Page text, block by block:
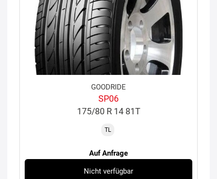
GOODRIDE
SP06
175/80 R 14 81T
TL
Auf Anfrage
Nicht verfügbar